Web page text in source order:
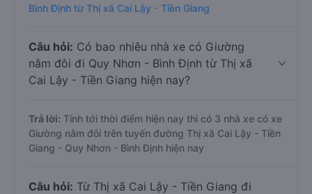
Bình Định từ Thị xã Cai Lậy - Tiền Giang
Câu hỏi: Có bao nhiêu nhà xe có Giường
nằm đôi đi Quy Nhơn - Bình Định từ Thị xã
Cai Lậy - Tiền Giang hiện nay?
Trả lời: Tính tới thời điểm hiện nay thì có 3 nhà xe có xe
Giường nằm đôi trên tuyến đường Thị xã Cai Lậy - Tiền
Giang - Quy Nhơn - Bình Định hiện nay
Câu hỏi: Từ Thị xã Cai Lậy - Tiền Giang đi